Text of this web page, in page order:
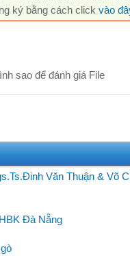
ký bằng cách click vào
sao để đánh giá File
Văn Thuận & Võ
Đà Nẵng